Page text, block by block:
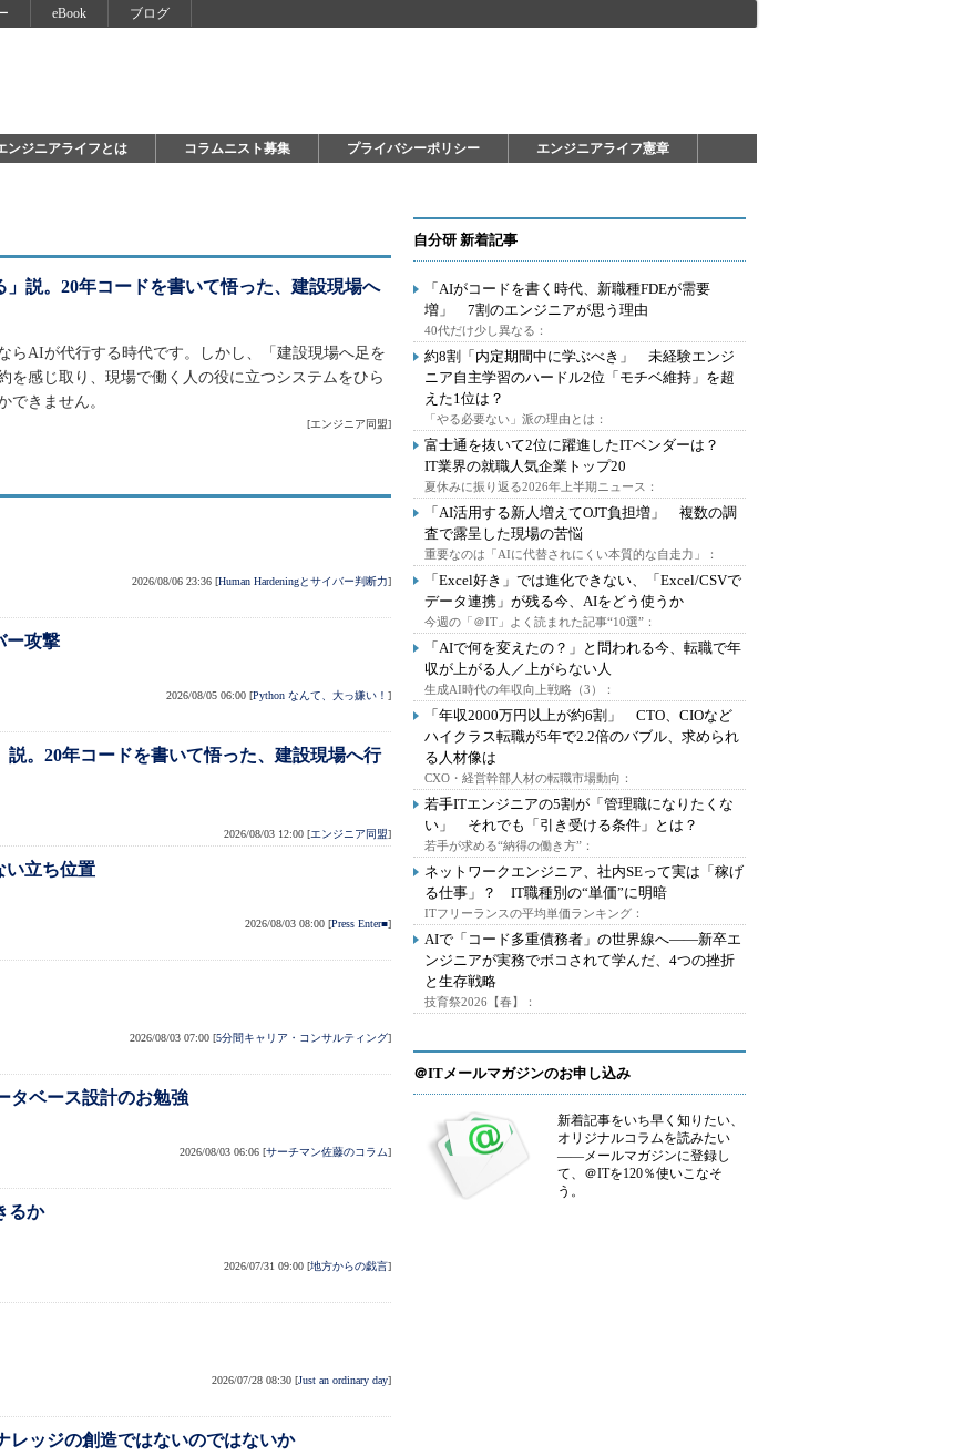
eBook ブログ
ンジニアライフとは コラムニスト募集 プライバシーポリシー エンジニアライフ憲章
」説。20年コードを書いて悟った、建設現場へ
らAIが代行する時代です。しかし、「建設現場へ足を
を感じ取り、現場で働く人の役に立つシステムをひら
できません。
[エンジニア同盟]
2026/08/06 23:36 [Human Hardeningとサイバー判断力]
ー攻撃
2026/08/05 06:00 [Python なんて、大っ嫌い！ ]
説。20年コードを書いて悟った、建設現場へ行
2026/08/03 12:00 [エンジニア同盟]
立ち位置
2026/08/03 08:00 [Press Enter■]
2026/08/03 07:00 [5分間キャリア・コンサルティング]
タベース設計のお勉強
2026/08/03 06:06 [サーチマン佐藤のコラム]
るか
2026/07/31 09:00 [地方からの戯言]
2026/07/28 08:30 [Just an ordinary day]
レッジの創造ではないのではないか
自分研 新着記事
「AIがコードを書く時代、新職種FDEが需要
増」 7割のエンジニアが思う理由
40代だけ少し異なる：
約8割「内定期間中に学ぶべき」 未経験エンジ
ニア自主学習のハードル2位「モチベ維持」を超
えた1位は？
「やる必要ない」派の理由とは：
富士通を抜いて2位に躍進したITベンダーは？
IT業界の就職人気企業トップ20
夏休みに振り返る2026年上半期ニュース：
「AI活用する新人増えてOJT負担増」 複数の調
査で露呈した現場の苦悩
重要なのは「AIに代替されにくい本質的な自走力」：
「Excel好き」では進化できない、「Excel/CSVで
データ連携」が残る今、AIをどう使うか
今週の「＠IT」よく読まれた記事“10選”：
「AIで何を変えたの？」と問われる今、転職で年
収が上がる人／上がらない人
生成AI時代の年収向上戦略（3）：
「年収2000万円以上が約6割」 CTO、CIOなど
ハイクラス転職が5年で2.2倍のバブル、求められ
る人材像は
CXO・経営幹部人材の転職市場動向：
若手ITエンジニアの5割が「管理職になりたくな
い」 それでも「引き受ける条件」とは？
若手が求める“納得の働き方”：
ネットワークエンジニア、社内SEって実は「稼げ
る仕事」？ IT職種別の“単価”に明暗
ITフリーランスの平均単価ランキング：
AIで「コード多重債務者」の世界線へ――新卒エ
ンジニアが実務でボコされて学んだ、4つの挫折
と生存戦略
技育祭2026【春】：
＠ITメールマガジンのお申し込み
新着記事をいち早く知りたい、
オリジナルコラムを読みたい
――メールマガジンに登録し
て、＠ITを120％使いこなそ
う。